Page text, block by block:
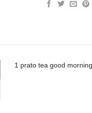
1 prato tea good